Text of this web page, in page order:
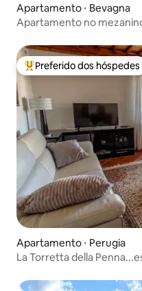
Apartamento ⋅ Bevagna
Apartamento no
Entre os melhores
Preferido dos hóspedes
Apartamento ⋅ Perugia
La Torretta della